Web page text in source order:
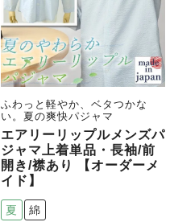
ふわっと軽やか、ベタつかな
い。夏の爽快パジャマ
エアリーリップルメンズパ
ジャマ上着単品・長袖/前
開き/襟あり 【オーダーメ
イド】
夏 綿